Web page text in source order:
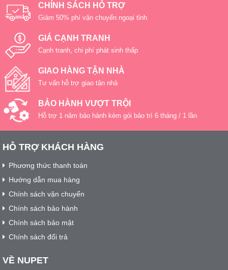
CHÍNH SÁCH HỖ TRỢ
Giảm 50% phí vận chuyển ngoại tỉnh
GIÁ CẠNH TRANH
Cạnh tranh, chi phí phát sinh thấp
GIAO HÀNG TẬN NHÀ
Tư vấn hỗ trợ giao tận nhà
BẢO HÀNH VƯỢT TRỘI
Hỗ trợ 1 năm bảo hành kèm gói bảo trì 6 tháng / 1 lần
HỖ TRỢ KHÁCH HÀNG
Phương thức thanh toán
Hướng dẫn mua hàng
Chính sách vận chuyển
Chính sách bảo hành
Chính sách bảo mật
Chính sách đổi trả
VỀ NUPET